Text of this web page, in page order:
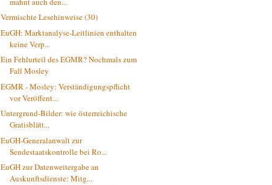
Vermischte Lesehinweise (30)
EuGH: Marktanalyse-Leitlinien enthalten
keine Verp...
Ein Fehlurteil des EGMR? Nochmals zum
Fall Mosley
EGMR - Mosley: Verständigungspflicht
vor Veröffent...
Untergrund-Bilder: wie österreichische
Gratisblätt...
EuGH-Generalanwalt zur
Sendestaatskontrolle bei Ro...
EuGH zur Datenweitergabe an
Auskunftsdienste: Mitg...